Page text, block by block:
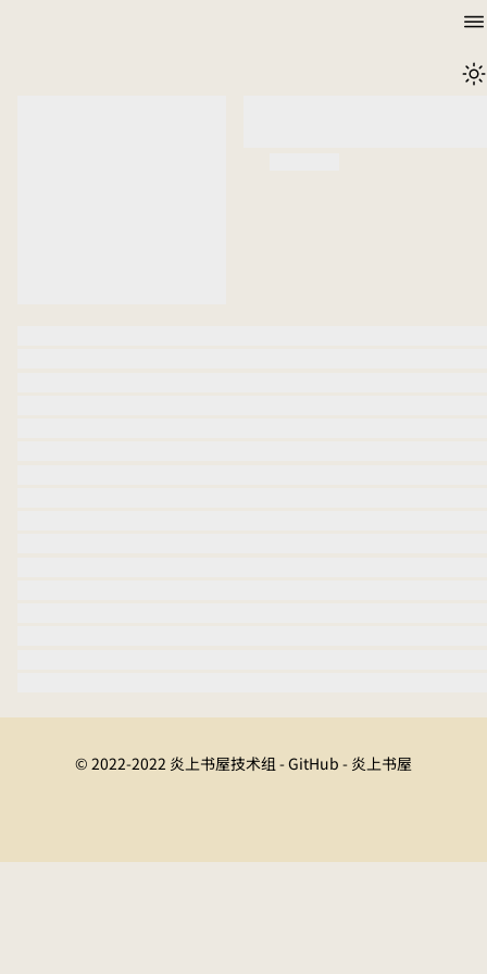
© 2022-2022 炎上书屋技术组 - GitHub - 炎上书屋